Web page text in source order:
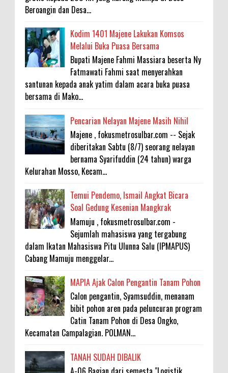
Beroangin dan Desa...
Kodim 1401 Majene Lakukan Komsos
Melalui Buka Puasa Bersama
Bupati Majene Fahmi Massiara beserta Ny
Fatmawati Fahmi saat menyerahkan
santunan kepada anak yatim dalam acara buka puasa
bersama di Mako...
Pencarian Nelayan Majene Masih Nihil
Majene , fokusmetrosulbar.com -- Sejak
diberitakan Sabtu (8/7) seorang nelayan
bernama Syarifuddin (24 tahun) warga
Kelurahan Mosso, Kecam...
Temui Pendemo, Ismail Angkat Bicara
Soal Gedung Kesenian Mangkrak
Mamuju , fokusmetrosulbar.com -
Sejumlah mahasiswa yang tergabung
dalam Ikatan Mahasiswa Pitu Ulunna Salu (IPMAPUS)
Cabang Mamuju menggelar...
MAPIA Ajak Calon Pengantin Tanam Pohon
Calon pengantin, Syamsuddin, menanam
bibit pohon aren pada peluncuran program
Catin Tanam Pohon di Desa Ongko,
Kecamatan Campalagian. POLMAN...
TANAH SUDAH DIBALIK